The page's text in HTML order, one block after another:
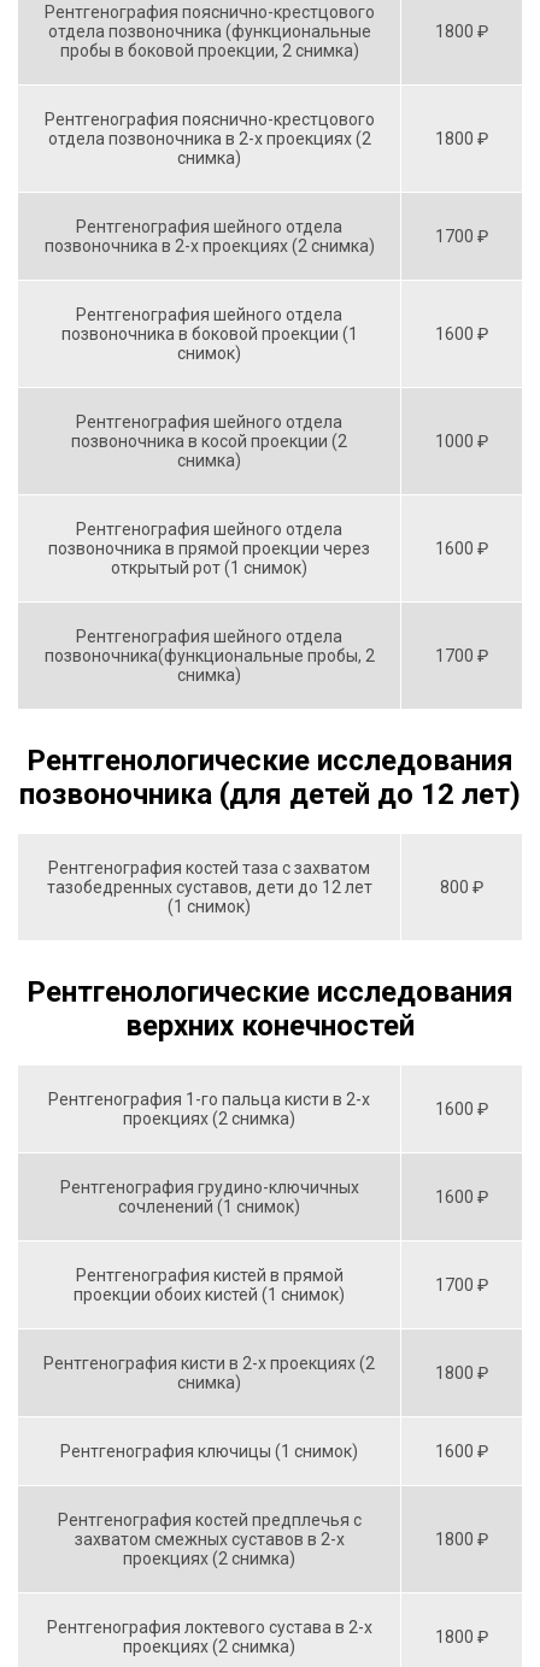
Рентгенография пояснично-крестцового
отдела позвоночника (функциональные
пробы в боковой проекции, 2 снимка)
1800 ₽
Рентгенография пояснично-крестцового
отдела позвоночника в 2-х проекциях (2
снимка)
1800 ₽
Рентгенография шейного отдела
позвоночника в 2-х проекциях (2 снимка)
1700 ₽
Рентгенография шейного отдела
позвоночника в боковой проекции (1
снимок)
1600 ₽
Рентгенография шейного отдела
позвоночника в косой проекции (2
снимка)
1000 ₽
Рентгенография шейного отдела
позвоночника в прямой проекции через
открытый рот (1 снимок)
1600 ₽
Рентгенография шейного отдела
позвоночника(функциональные пробы, 2
снимка)
1700 ₽
Рентгенологические исследования
позвоночника (для детей до 12 лет)
Рентгенография костей таза с захватом
тазобедренных суставов, дети до 12 лет
(1 снимок)
800 ₽
Рентгенологические исследования
верхних конечностей
Рентгенография 1-го пальца кисти в 2-х
проекциях (2 снимка)
1600 ₽
Рентгенография грудино-ключичных
сочленений (1 снимок)
1600 ₽
Рентгенография кистей в прямой
проекции обоих кистей (1 снимок)
1700 ₽
Рентгенография кисти в 2-х проекциях (2
снимка)
1800 ₽
Рентгенография ключицы (1 снимок) 1600 ₽
Рентгенография костей предплечья с
захватом смежных суставов в 2-х
проекциях (2 снимка)
1800 ₽
Рентгенография локтевого сустава в 2-х
проекциях (2 снимка)
1800 ₽